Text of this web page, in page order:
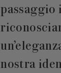
passaggio
nostra